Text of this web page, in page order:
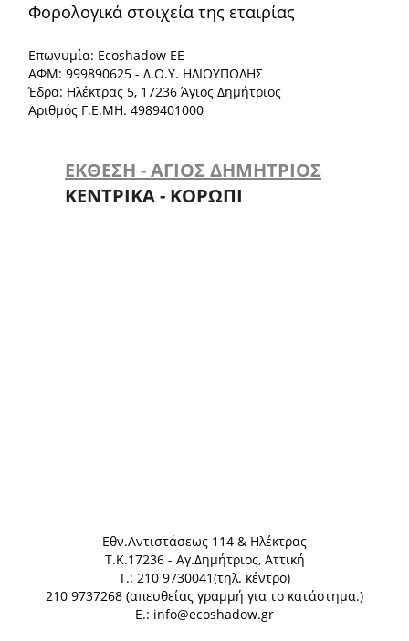
Φορολογικά στοιχεία της εταιρίας
Επωνυμία: Ecoshadow ΕΕ
ΑΦΜ: 999890625 - Δ.Ο.Υ. ΗΛΙΟΥΠΟΛΗΣ
Έδρα: Ηλέκτρας 5, 17236 Άγιος Δημήτριος
Αριθμός Γ.Ε.ΜΗ. 4989401000
ΕΚΘΕΣΗ - ΑΓΙΟΣ ΔΗΜΗΤΡΙΟΣ
ΚΕΝΤΡΙΚΑ - ΚΟΡΩΠΙ
Eθν.Αντιστάσεως 114 & Ηλέκτρας
Τ.Κ.17236 - Αγ.Δημήτριος, Αττική
Τ.: 210 9730041(τηλ. κέντρο)
210 9737268 (απευθείας γραμμή για το κατάστημα.)
E.: info@ecoshadow.gr